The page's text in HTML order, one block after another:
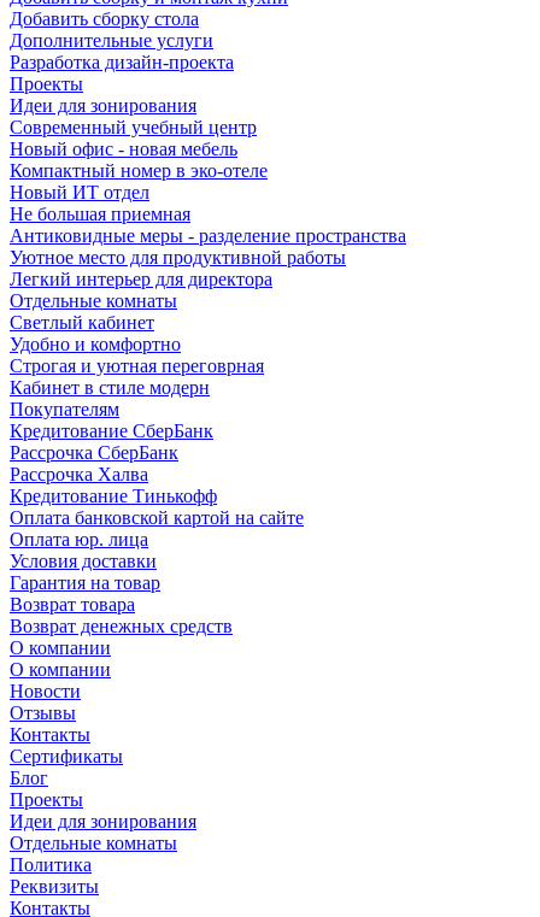
Добавить сборку стола
Дополнительные услуги
Разработка дизайн-проекта
Проекты
Идеи для зонирования
Современный учебный центр
Новый офис - новая мебель
Компактный номер в эко-отеле
Новый ИТ отдел
Не большая приемная
Антиковидные меры - разделение пространства
Уютное место для продуктивной работы
Легкий интерьер для директора
Отдельные комнаты
Светлый кабинет
Удобно и комфортно
Строгая и уютная переговрная
Кабинет в стиле модерн
Покупателям
Кредитование СберБанк
Рассрочка СберБанк
Рассрочка Халва
Кредитование Тинькофф
Оплата банковской картой на сайте
Оплата юр. лица
Условия доставки
Гарантия на товар
Возврат товара
Возврат денежных средств
О компании
О компании
Новости
Отзывы
Контакты
Сертификаты
Блог
Проекты
Идеи для зонирования
Отдельные комнаты
Политика
Реквизиты
Контакты